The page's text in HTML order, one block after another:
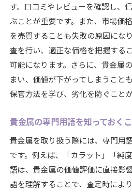
す。口コミやレビューを確認し、
ぶことが重要です。また、市場価
を売買することも失敗の原因にな
査を行い、適正な価格を把握する
可能になります。さらに、貴金属
まい、価値が下がってしまうこと
保管方法を学び、劣化を防ぐこと
貴金属の専門用語を知っておく
貴金属を取り扱う際には、専門用
です。例えば、「カラット」「純
語は、貴金属の価値評価に直接影
語を理解することで、査定時によ